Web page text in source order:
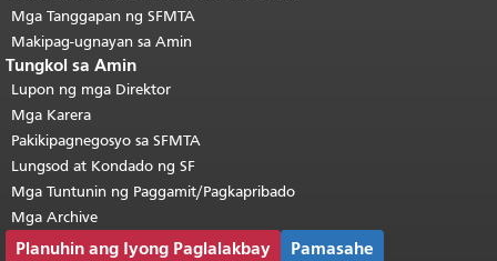
Mga Tanggapan ng SFMTA
Makipag-ugnayan sa Amin
Tungkol sa Amin
Lupon ng mga Direktor
Mga Karera
Pakikipagnegosyo sa SFMTA
Lungsod at Kondado ng SF
Mga Tuntunin ng Paggamit/Pagkapribado
Mga Archive
Planuhin ang Iyong Paglalakbay Pamasahe